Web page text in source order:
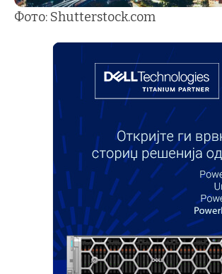
Фото: Shutterstock.com